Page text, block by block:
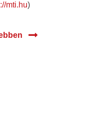
mti.hu)